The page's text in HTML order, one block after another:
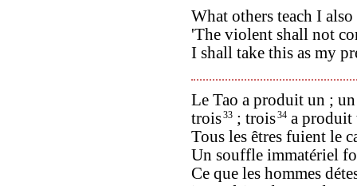
What others teach I also
'The violent shall not
I shall take this as my
Le Tao a produit un ;
trois33 ; trois34 a produit
Tous les êtres fuient le
Un souffle immatériel
Ce que les hommes